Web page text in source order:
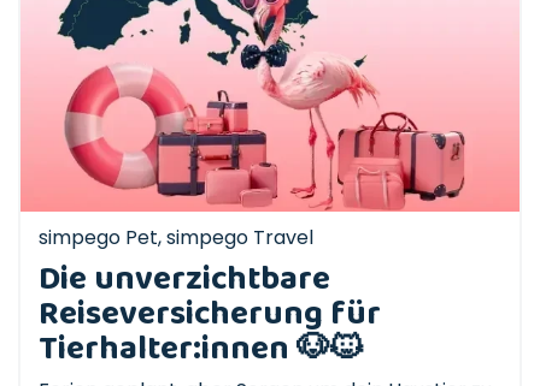
simpego Pet,simpego Travel
Die unverzichtbare
Reiseversicherung für
Tierhalter:innen 🐶🐱